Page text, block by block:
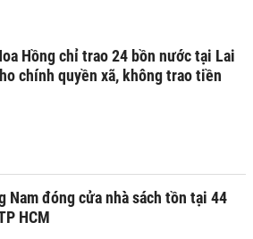
Hồng chỉ trao 24 bồn nước tại Lai
chính quyền xã, không trao tiền
Nam đóng cửa nhà sách tồn tại 44
HCM